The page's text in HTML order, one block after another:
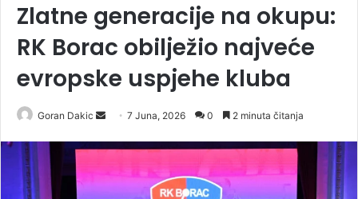
Zlatne generacije na okupu:
RK Borac obilježio najveće
evropske uspjehe kluba
Goran Dakic
n
d
a
7 Juna, 2026 0 2 minuta čitanja